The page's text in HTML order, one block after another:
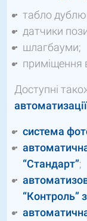
табло
датчики
шлагбауми;
приміщення
Доступні
автоматизації
система
“Стандарт”;
“Контроль”